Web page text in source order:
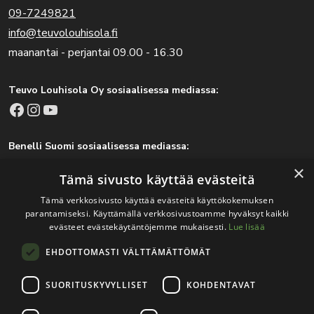
09-7249821
info@teuvolouhisola.fi
maanantai - perjantai 09.00 - 16.30
Teuvo Louhisola Oy sosiaalisessa mediassa:
Facebook Instagram YouTube
Benelli Suomi sosiaalisessa mediassa:
Tärkeitä linkkejä
Rekisteri- ja tietosuojaseloste
Jälleenmyyjät
Tapahtumat
×
Tämä sivusto käyttää evästeitä
Tämä verkkosivusto käyttää evästeitä käyttökokemuksen
parantamiseksi. Käyttämällä verkkosivustoamme hyväksyt kaikki
evästeet evästekäytäntöjemme mukaisesti. Lue lisää
EHDOTTOMASTI VÄLTTÄMÄTTÖMÄT
SUORITUSKYVYLLISET KOHDENTAVAT